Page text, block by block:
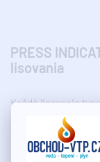
PRESS
lisovania
Každá lisovacia
vybavená
umožňuje
Na lisovacom
ktorá sa počas